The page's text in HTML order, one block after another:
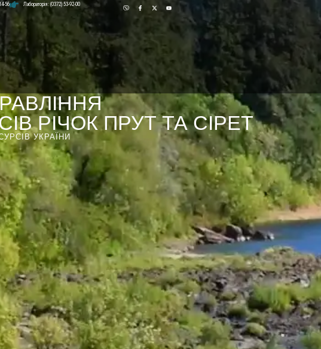
Лабораторія: (0372) 53-92-00
56
РІЧОК ПРУТ ТА СІРЕТ
УКРАЇНИ